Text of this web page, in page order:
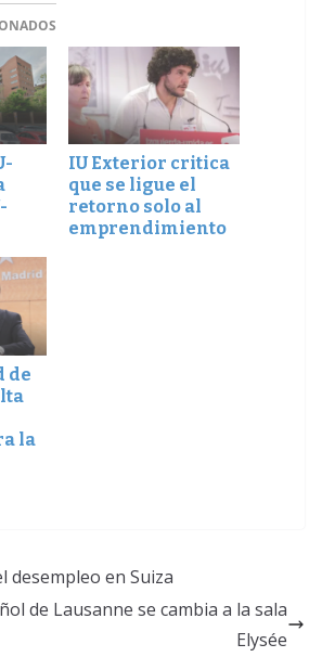
IU Exterior critica
que se ligue el
retorno solo al
emprendimiento
de
la
desempleo en Suiza
de Lausanne se cambia a la sala
Elysée